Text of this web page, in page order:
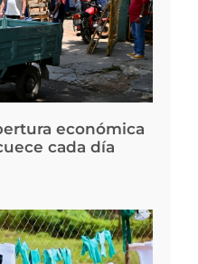
económica
cada día